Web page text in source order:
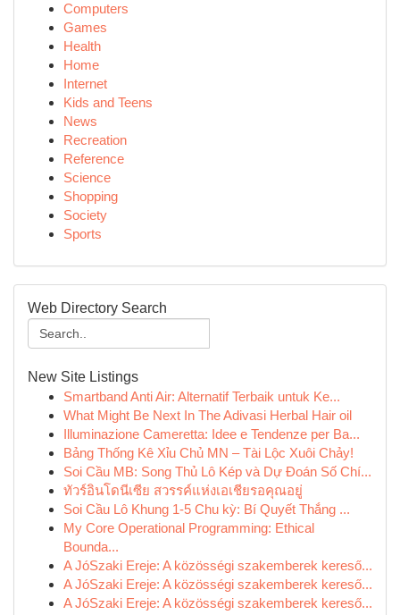
Computers
Games
Health
Home
Internet
Kids and Teens
News
Recreation
Reference
Science
Shopping
Society
Sports
Web Directory Search
New Site Listings
Smartband Anti Air: Alternatif Terbaik untuk Ke...
What Might Be Next In The Adivasi Herbal Hair oil
Illuminazione Cameretta: Idee e Tendenze per Ba...
Bảng Thống Kê Xỉu Chủ MN – Tài Lộc Xuôi Chảy!
Soi Cầu MB: Song Thủ Lô Kép và Dự Đoán Số Chí...
ทัวร์อินโดนีเซีย สวรรค์แห่งเอเชียรอคุณอยู่
Soi Cầu Lô Khung 1-5 Chu kỳ: Bí Quyết Thắng ...
My Core Operational Programming: Ethical
Bounda...
A JóSzaki Ereje: A közösségi szakemberek kereső...
A JóSzaki Ereje: A közösségi szakemberek kereső...
A JóSzaki Ereje: A közösségi szakemberek kereső...